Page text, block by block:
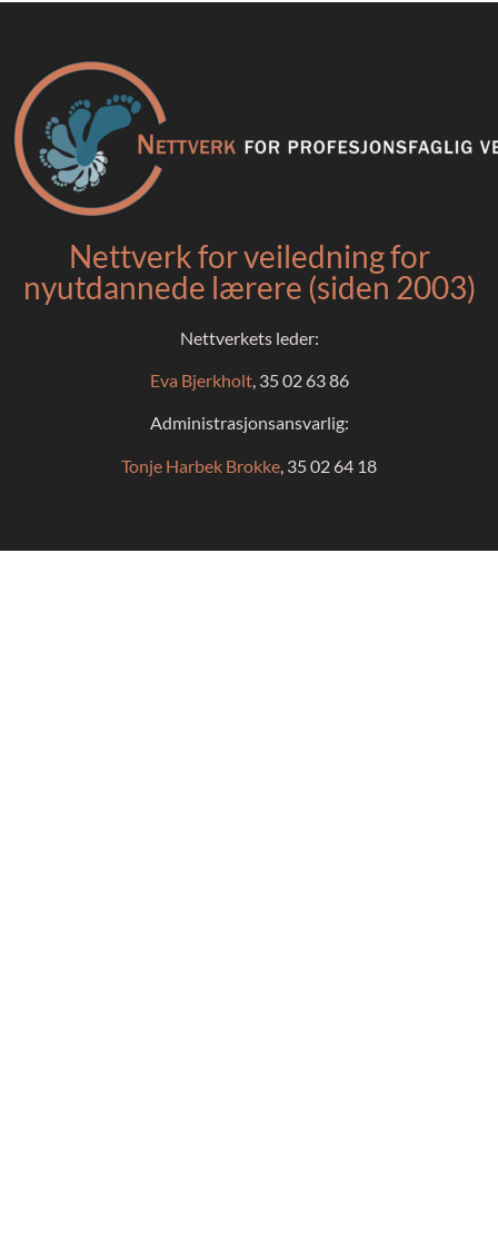
Nettverk for veiledning for
nyutdannede lærere (siden 2003)
Nettverkets leder:
Eva Bjerkholt, 35 02 63 86
Administrasjonsansvarlig:
Tonje Harbek Brokke , 35 02 64 18